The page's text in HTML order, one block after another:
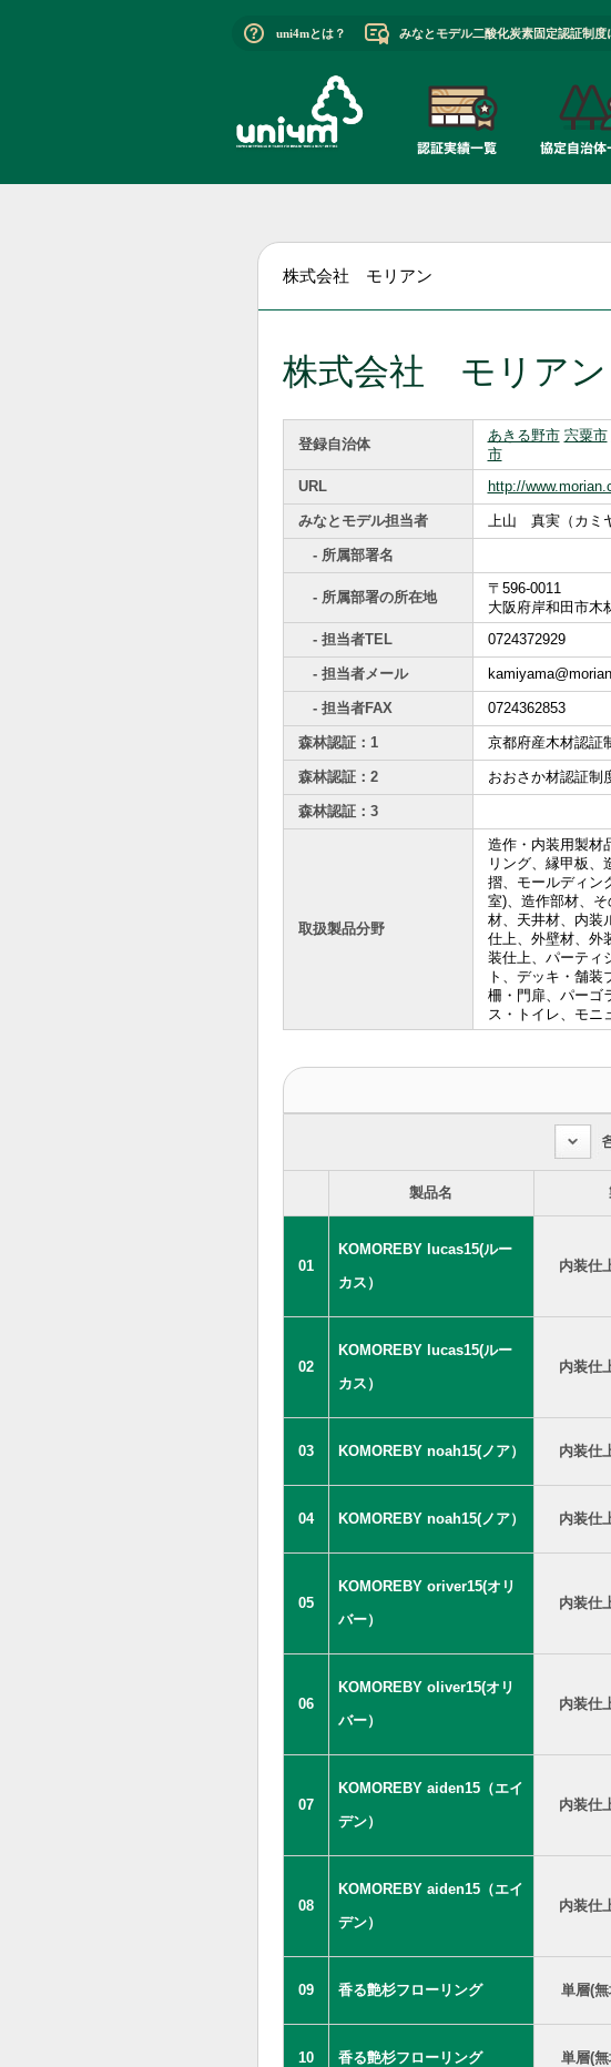
uni4mとは？ みなとモデル二酸化炭素固定認証制度
株式会社 モリアン
株式会社 モリアン
登録自治体
あきる野市 宍粟市
市
URL
http://
みなとモデル担当者 上山 真実（カミ
- 所属部署名
- 所属部署の所在地
〒596-0011
大阪府岸和田市木
- 担当者TEL
0724372929
- 担当者メール
- 担当者FAX 0724362853
森林認証：1 京都府産木材認証
森林認証：2 おおさか材認証制
森林認証：3
取扱製品分野
造作・内装用製材
リング、縁甲板、
摺、モールディン
室)、造作部材、
材、天井材、内装
仕上、外壁材、外
装仕上、パーティ
ト、デッキ・舗装
柵・門扉、パーゴ
ス・トイレ、モニ
製品名
01
KOMOREBY lucas15(ルー
カス）
内装仕
02
KOMOREBY lucas15(ルー
カス）
内装仕
03 KOMOREBY noah15(ノア） 内装仕
04 KOMOREBY noah15(ノア） 内装仕
05
KOMOREBY oriver15(オリ
バー）
内装仕
06
KOMOREBY oliver15(オリ
バー）
内装仕
07
KOMOREBY aiden15（エイ
デン）
内装仕
08
KOMOREBY aiden15（エイ
デン）
内装仕
09 香る艶杉フローリング 単層(
10 香る艶杉フローリング 単層(